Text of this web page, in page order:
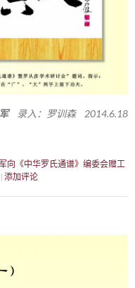
录入：罗训森 2014.6.18
向《中华罗氏通谱》编委会赠工
添加评论